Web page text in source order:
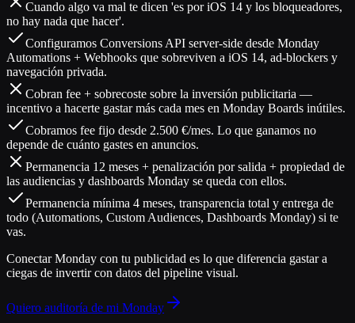
Cuando algo va mal te dicen 'es por iOS 14 y los bloqueadores,
no hay nada que hacer'.
Configuramos Conversions API server-side desde Monday
Automations + Webhooks que sobreviven a iOS 14, ad-blockers y
navegación privada.
Cobran fee + sobrecoste sobre la inversión publicitaria —
incentivo a hacerte gastar más cada mes en Monday Boards inútiles.
Cobramos fee fijo desde 2.500 €/mes. Lo que ganamos no
depende de cuánto gastes en anuncios.
Permanencia 12 meses + penalización por salida + propiedad de
las audiencias y dashboards Monday se queda con ellos.
Permanencia mínima 4 meses, transparencia total y entrega de
todo (Automations, Custom Audiences, Dashboards Monday) si te
vas.
Conectar Monday con tu publicidad es lo que diferencia gastar a
ciegas de invertir con datos del pipeline visual.
Quiero auditoría de mi Monday